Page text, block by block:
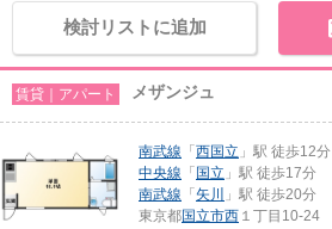
検討リストに追加
賃貸｜アパート メザンジュ
南武線 「 西国立 」駅 徒歩12分
中央線 「 国立 」駅 徒歩17分
南武線 「 矢川
」駅 徒歩20分
東京都国立市西 １丁目10-24